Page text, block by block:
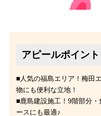
アピールポイント
■人気の福島エリア！梅田
物にも便利な立地！
■鹿島建設施工！9階部分
ースにも最適♪